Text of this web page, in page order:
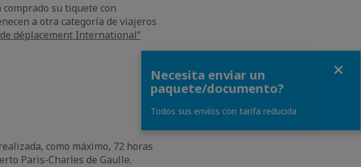
su tiquete con
a otra categoría de viajeros
déplacement International”
como máximo, 72 horas
Paris-Charles de Gaulle.
Necesita enviar un
paquete/documento?
Todos sus envíos con tarifa reducida